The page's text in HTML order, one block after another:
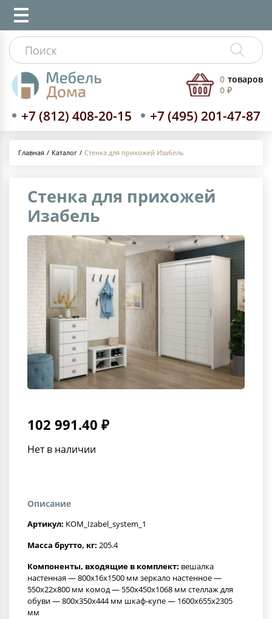
+7 (812) 408-20-15 +7 (495) 201-47-87
0 товаров
0 ₽
Главная Каталог Стенка для прихожей Изабель
Стенка для прихожей
Изабель
102 991.40 ₽
Нет в наличии
Описание
Артикул: KOM_Izabel_system_1
Масса брутто, кг: 205.4
Компоненты, входящие в комплект: вешалка
настенная — 800x16x1500 мм зеркало настенное —
550x22x800 мм комод — 550x450x1068 мм стеллаж для
обуви — 800x350x444 мм шкаф-купе — 1600x655x2305
мм